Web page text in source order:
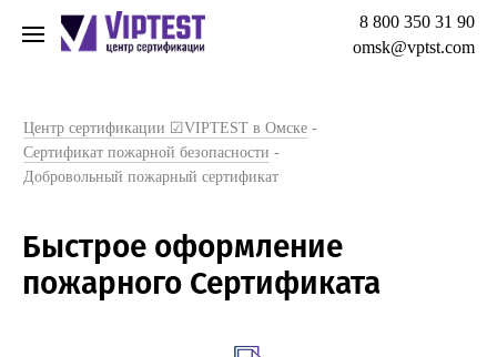
8 800 350 31 90
omsk@vptst.com
Центр сертификации ☑VIPTEST в Омске -
Сертификат пожарной безопасности -
Добровольный пожарный сертификат
Быстрое оформление
пожарного Сертификата